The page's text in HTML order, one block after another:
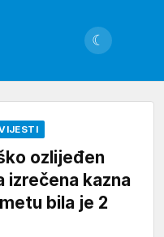
☾
ozlijeđen
kazna
bila je 2